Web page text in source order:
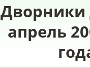
Дворники
апрель